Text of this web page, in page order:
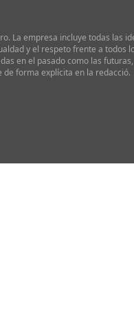
La empresa incluye todas las
y el respeto frente a todos
en el pasado como las
forma explícita en la redacció.